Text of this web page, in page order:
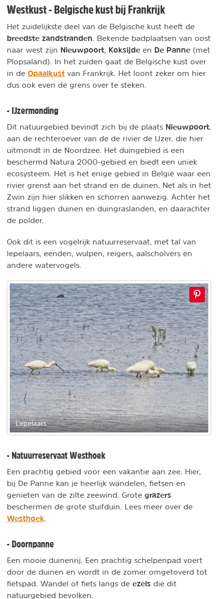
Westkust - Belgische kust bij Frankrijk
Het zuidelijkste deel van de Belgische kust heeft de
breedste zandstranden . Bekende badplaatsen van oost
naar west zijn Nieuwpoort Koksijde en De Panne (met
Plopsaland). In het zuiden gaat de Belgische kust over
in de Opaalkust van Frankrijk. Het loont zeker om hier
dus ook even de grens over te steken.
- IJzermonding
Dit natuurgebied bevindt zich bij de plaats Nieuwpoort
aan de rechteroever van de de rivier de IJzer, die hier
uitmondt in de Noordzee. Het duingebied is een
beschermd Natura 2000-gebied en biedt een uniek
ecosysteem. Het is het enige gebied in België waar een
rivier grenst aan het strand en de duinen. Net als in het
Zwin zijn hier slikken en schorren aanwezig. Achter het
strand liggen duinen en duingraslanden, en daarachter
de polder.
Ook dit is een vogelrijk natuurreservaat, met tal van
lepelaars, eenden, wulpen, reigers, aalscholvers en
andere watervogels.
Lepelaars
- Natuurreservaat Westhoek
Een prachtig gebied voor een vakantie aan zee. Hier,
bij De Panne kan je heerlijk wandelen, fietsen en
genieten van de zilte zeewind. Grote grazers
beschermen de grote stuifduin. Lees meer over de
Westhoek
- Doornpanne
Een mooie duinenrij. Een prachtig schelpenpad voert
door de duinen en wordt in de zomer omgetoverd tot
fietspad. Wandel of fiets langs de ezels die dit
natuurgebied bevolken.